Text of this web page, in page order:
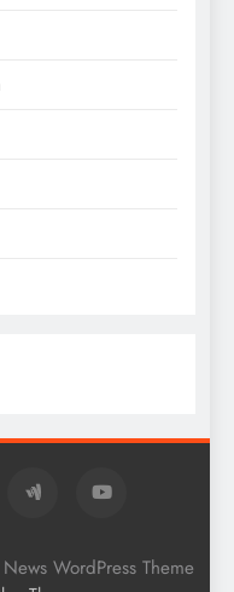
WordPress Theme